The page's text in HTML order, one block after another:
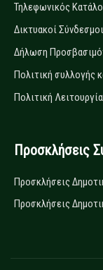
Τηλεφωνικός
Δικτυακοί Σύνδεσμοι
Δήλωση
Πολιτική συλλογής
Πολιτική
Προσκλήσεις
Προσκλήσεις
Προσκλήσεις